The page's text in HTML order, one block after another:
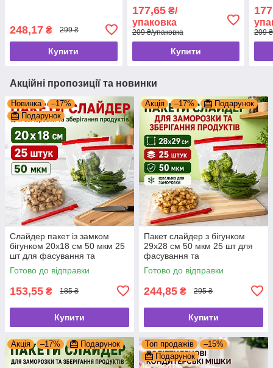
248,17 ₴ 299 ₴
Купити
177,65₴/
упаковка
209 ₴/упаковка
Купити
209
Акційні пропозиції та новинки
Новинка
–17%
Подарунок
Слайдер пакет із замком
бігунком 20x18 см 50 мкм 25
шт для фасування та
заморожування продуктів
Готово до відправки
153,55 ₴ 185 ₴
Купити
Акція –17% Подарунок
Пакет слайдер з бігунком
29x28 см 50 мкм 25 шт для
фасування та
заморожування продуктів
Готово до відправки
244,85 ₴ 295 ₴
Купити
Акція –17% Подарунок Топ продажів
–15%
Подарунок